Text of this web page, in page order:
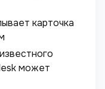
карточка
может